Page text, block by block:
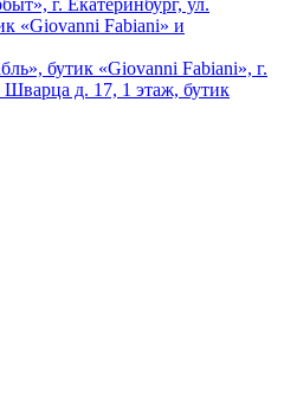
г. Екатеринбург, ул.
«Giovanni Fabiani» и
бутик «Giovanni Fabiani», г.
Шварца д. 17, 1 этаж, бутик